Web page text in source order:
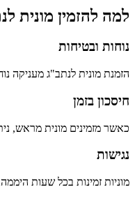
למה להזמין מונית
נוחות ובטיחות
הזמנת מונית לנתב"ג מעניקה
חיסכון בזמן
כאשר מזמינים מונית מראש,
נגישות
מוניות זמינות בכל שעות